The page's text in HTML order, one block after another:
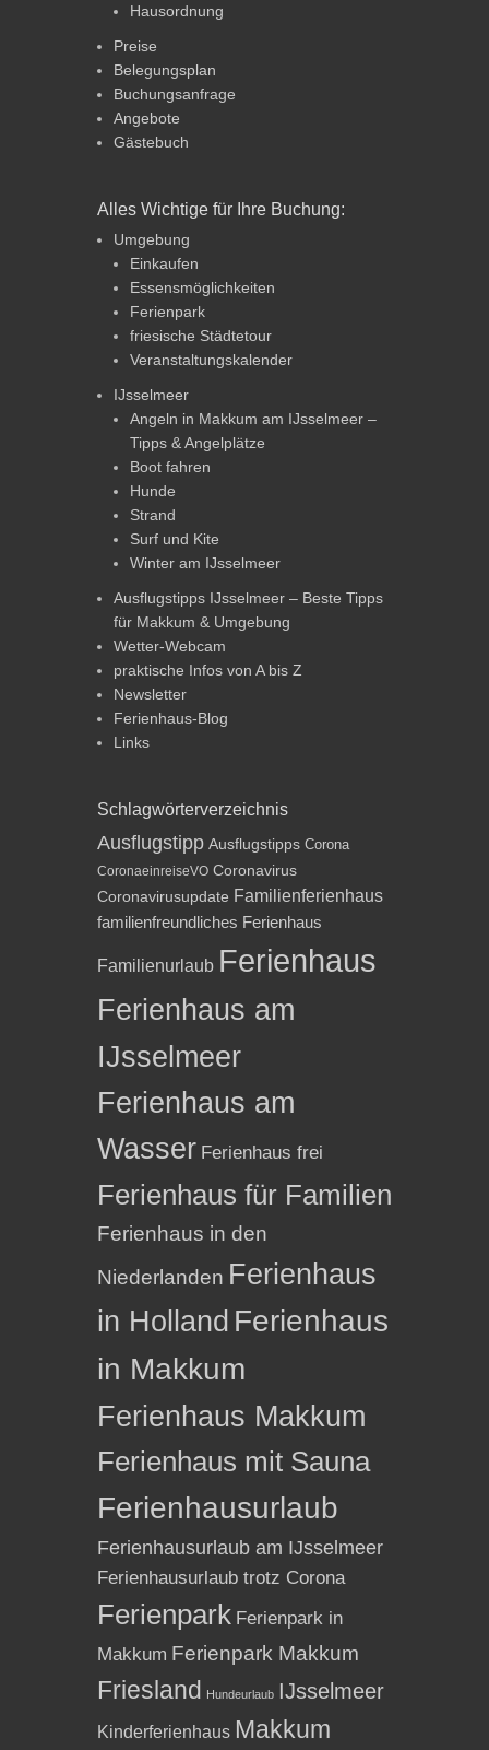
Hausordnung
Preise
Belegungsplan
Buchungsanfrage
Angebote
Gästebuch
Alles Wichtige für Ihre Buchung:
Umgebung
Einkaufen
Essensmöglichkeiten
Ferienpark
friesische Städtetour
Veranstaltungskalender
IJsselmeer
Angeln in Makkum am IJsselmeer –
Tipps & Angelplätze
Boot fahren
Hunde
Strand
Surf und Kite
Winter am IJsselmeer
Ausflugstipps IJsselmeer – Beste Tipps
für Makkum & Umgebung
Wetter-Webcam
praktische Infos von A bis Z
Newsletter
Ferienhaus-Blog
Links
Schlagwörterverzeichnis
Ausflugstipp Ausflugstipps Corona
CoronaeinreiseVO Coronavirus
Coronavirusupdate Familienferienhaus
familienfreundliches Ferienhaus
Familienurlaub Ferienhaus
Ferienhaus am
IJsselmeer
Ferienhaus am
Wasser Ferienhaus frei
Ferienhaus für Familien
Ferienhaus in den
Niederlanden Ferienhaus
in Holland Ferienhaus
in Makkum
Ferienhaus Makkum
Ferienhaus mit Sauna
Ferienhausurlaub
Ferienhausurlaub am IJsselmeer
Ferienhausurlaub trotz Corona
Ferienpark Ferienpark in
Makkum Ferienpark Makkum
Friesland Hundeurlaub IJsselmeer
Kinderferienhaus Makkum